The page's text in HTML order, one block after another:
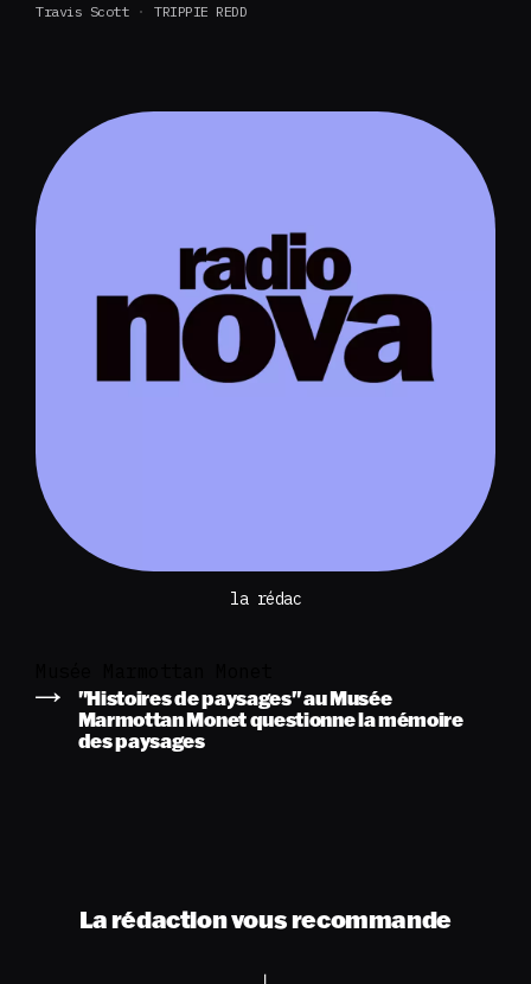
Travis Scott TRIPPIE REDD
la rédac
"Histoires de paysages" au Musée
Marmottan Monet questionne la mémoire
des paysages
La rédaction vous recommande